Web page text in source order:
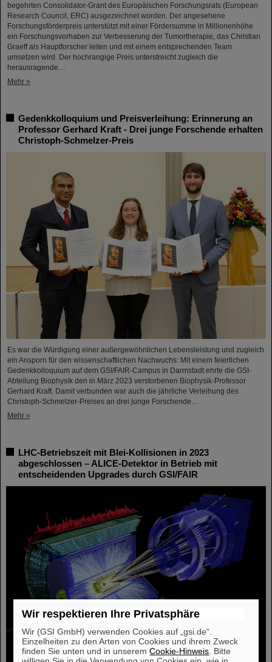
begehrten Consolidator-Grant des Europäischen Forschungsrats (European
Research Council, ERC) ausgezeichnet worden. Der angesehene
Forschungsförderpreis unterstützt mit einer Fördersumme in Millionenhöhe
ein Forschungsvorhaben zur Verbesserung der Tumortherapie, das Christian
Graeff als Hauptforscher leiten und mit einem entsprechenden Team
umsetzen wird. Der hochrangige Preis unterstreicht zugleich die
herausragende…
Mehr »
Gedenkkolloquium und Preisverleihung: Erinnerung an
Professor Gerhard Kraft - Drei junge Forschende erhalten
Christoph-Schmelzer-Preis
Es war die Würdigung einer außergewöhnlichen Lebensleistung und zugleich
ein Ansporn für den wissenschaftlichen Nachwuchs: Mit einem feierlichen
Gedenkkolloquium auf dem GSI/FAIR-Campus in Darmstadt ehrte die GSI-
Abteilung Biophysik den in März 2023 verstorbenen Biophysik-Professor
Gerhard Kraft. Damit verbunden war auch die jährliche Verleihung des
Christoph-Schmelzer-Preises an drei junge Forschende....
Mehr »
LHC-Betriebszeit mit Blei-Kollisionen in 2023
abgeschlossen – ALICE-Detektor in Betrieb mit
entscheidenden Upgrades durch GSI/FAIR
Wir respektieren Ihre Privatsphäre
Wir (GSI GmbH) verwenden Cookies auf „gsi.de“.
Einzelheiten zu den Arten von Cookies und ihrem Zweck
finden Sie unten und in unseremCookie-Hinweis . Bitte